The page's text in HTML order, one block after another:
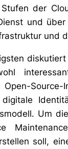
der
und
und
Open-
Um
soll,